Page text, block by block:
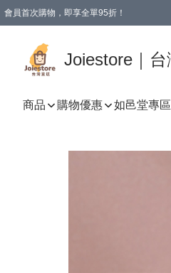
會員首次購物，即享全單95折！
Joiestore｜
商品 購物優惠 如邑堂專區